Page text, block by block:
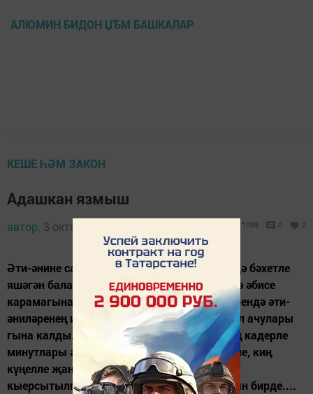
АЛЮМИН БИДОН ЏЂМ БАШКАЛАР
КЕШЕ ҺӘМ ЗАКОН
Адашкан язмыш
автор, 3 октябрь 2012 - 04:19 1099 0 0
Әти-әнине сайлап алмыйлар. С. тату гаиләдә бәхетле
яшәгән балалардан көнләшеп үсте. Бик иртә әбисе
карамагына тапшырылган малайның хәтерендә әти-
әниләренең исерек компанияләр белән күңел ачулары
гына калды. Шуңа күрә дә тормышының иң кадерле
минутлары әбисе белән бәйле. Йомшак телле, киң
күңелле җан иясе якыннары тарафыннан
кыерсытылган сабыйга бар йөрәк җылысын бирде....